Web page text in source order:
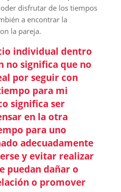
disfrutar de los tiempos
a encontrar la
la pareja.
individual dentro
no significa que no
por seguir con
para mi
significa ser
en la otra
para uno
adecuadamente
y evitar realizar
puedan dañar o
o promover